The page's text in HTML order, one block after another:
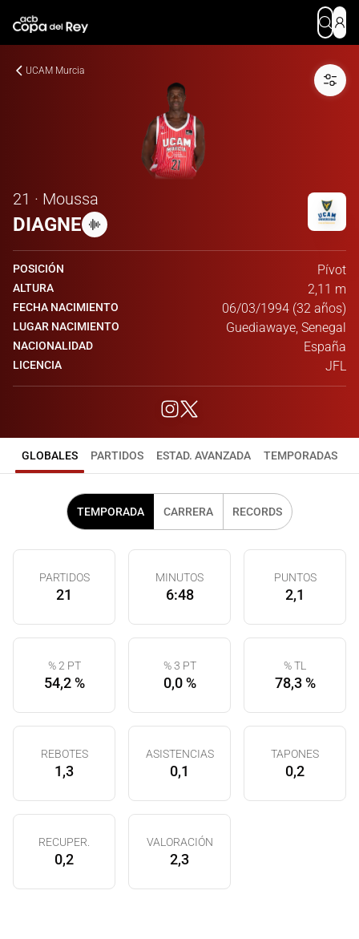
UCAM Murcia
21 · Moussa
DIAGNE
POSICIÓN Pívot
ALTURA 2,11 m
FECHA NACIMIENTO 06/03/1994 (32 años)
LUGAR NACIMIENTO Guediawaye, Senegal
NACIONALIDAD España
LICENCIA JFL
GLOBALES PARTIDOS ESTAD. AVANZADA TEMPORADAS
TEMPORADA CARRERA RECORDS
PARTIDOS
21
MINUTOS
6:48
PUNTOS
2,1
% 2 PT
54,2 %
% 3 PT
0,0 %
% TL
78,3 %
REBOTES
1,3
ASISTENCIAS
0,1
TAPONES
0,2
RECUPER.
0,2
VALORACIÓN
2,3